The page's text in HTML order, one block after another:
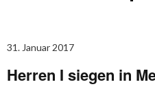
31. Januar 2017
Herren I siegen in